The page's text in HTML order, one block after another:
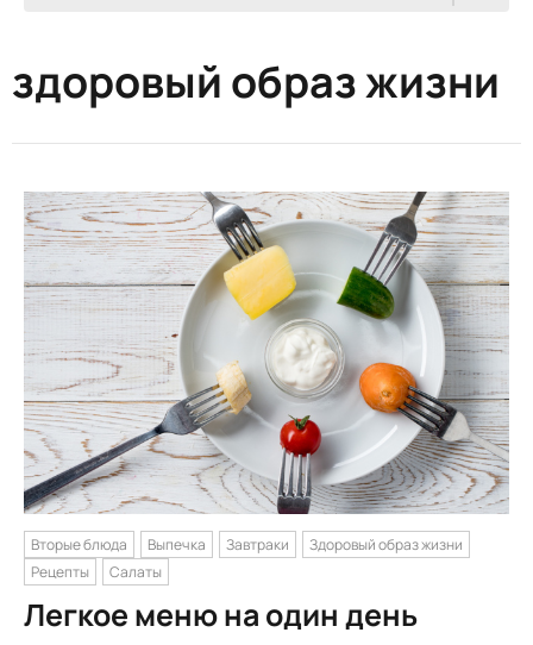
здоровый образ жизни
Вторые блюда Выпечка Завтраки
Здоровый образ жизни
Рецепты
Салаты
Легкое меню на один день